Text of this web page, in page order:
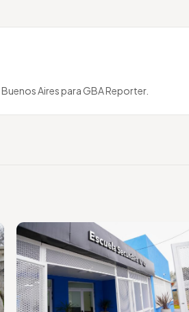
Aires para GBA Reporter.